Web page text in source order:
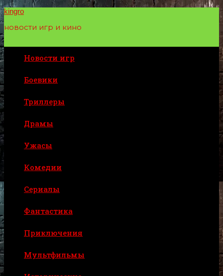
Перейти
к
содержимому
kingro
новости игр и кино
Новости игр
Боевики
Триллеры
Драмы
Ужасы
Комедии
Сериалы
Фантастика
Приключения
Мультфильмы